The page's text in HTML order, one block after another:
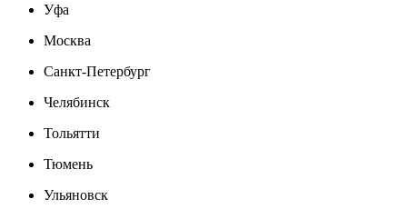
Уфа
Москва
Санкт-Петербург
Челябинск
Тольятти
Тюмень
Ульяновск